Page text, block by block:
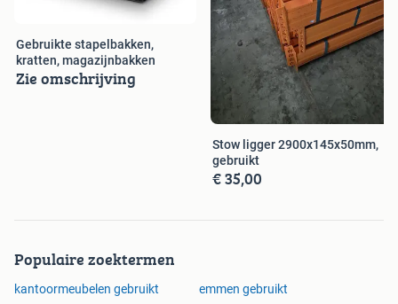
Gebruikte stapelbakken,
kratten, magazijnbakken
Zie omschrijving
Stow ligger 2900x145x50mm,
gebruikt
€ 35,00
Populaire zoektermen
kantoormeubelen gebruikt
emmen gebruikt